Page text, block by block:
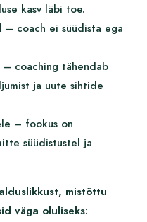
kasv läbi toe.
– coach ei süüdista ega
coaching tähendab
ja uute sihtide
– fookus on
süüdistustel ja
mistõttu
väga oluliseks: